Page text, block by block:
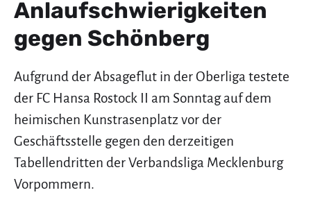
Anlaufschwierigkeiten
gegen Schönberg
Aufgrund der Absageflut in der Oberliga testete
der FC Hansa Rostock II am Sonntag auf dem
heimischen Kunstrasenplatz vor der
Geschäftsstelle gegen den derzeitigen
Tabellendritten der Verbandsliga Mecklenburg
Vorpommern.